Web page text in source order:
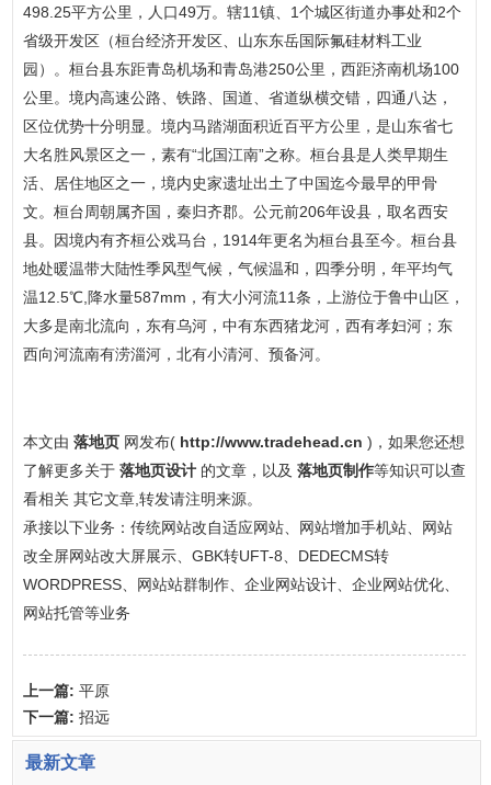
498.25平方公里，人口49万。辖11镇、1个城区街道办事处和2个
省级开发区（桓台经济开发区、山东东岳国际氟硅材料工业
园）。桓台县东距青岛机场和青岛港250公里，西距济南机场100
公里。境内高速公路、铁路、国道、省道纵横交错，四通八达，
区位优势十分明显。境内马踏湖面积近百平方公里，是山东省七
大名胜风景区之一，素有“北国江南”之称。桓台县是人类早期生
活、居住地区之一，境内史家遗址出土了中国迄今最早的甲骨
文。桓台周朝属齐国，秦归齐郡。公元前206年设县，取名西安
县。因境内有齐桓公戏马台，1914年更名为桓台县至今。桓台县
地处暖温带大陆性季风型气候，气候温和，四季分明，年平均气
温12.5℃,降水量587mm，有大小河流11条，上游位于鲁中山区，
大多是南北流向，东有乌河，中有东西猪龙河，西有孝妇河；东
西向河流南有涝淄河，北有小清河、预备河。
本文由 落地页 网发布( http://www.tradehead.cn )，如果您还想
了解更多关于 落地页设计 的文章，以及 落地页制作等知识可以查
看相关 其它文章,转发请注明来源。
承接以下业务：传统网站改自适应网站、网站增加手机站、网站
改全屏网站改大屏展示、GBK转UFT-8、DEDECMS转
WORDPRESS、网站站群制作、企业网站设计、企业网站优化、
网站托管等业务
上一篇: 平原
下一篇: 招远
最新文章